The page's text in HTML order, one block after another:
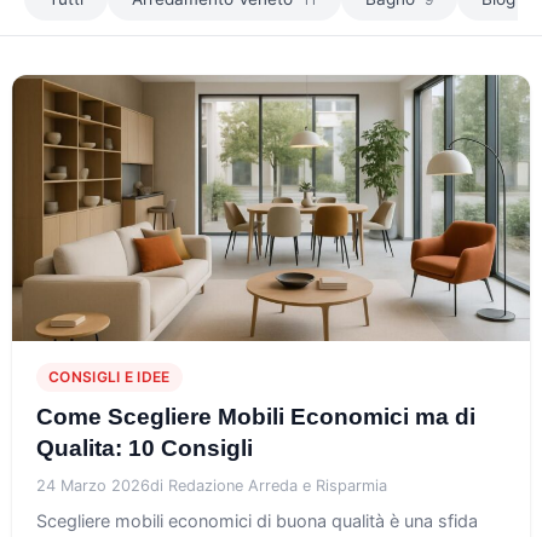
CONSIGLI E IDEE
Come Scegliere Mobili Economici ma di
Qualita: 10 Consigli
24 Marzo 2026di Redazione Arreda e Risparmia
Scegliere mobili economici di buona qualità è una sfida